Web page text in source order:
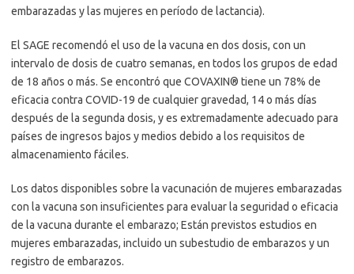
embarazadas y las mujeres en período de lactancia).
El SAGE recomendó el uso de la vacuna en dos dosis, con un
intervalo de dosis de cuatro semanas, en todos los grupos de edad
de 18 años o más. Se encontró que COVAXIN® tiene un 78% de
eficacia contra COVID-19 de cualquier gravedad, 14 o más días
después de la segunda dosis, y es extremadamente adecuado para
países de ingresos bajos y medios debido a los requisitos de
almacenamiento fáciles.
Los datos disponibles sobre la vacunación de mujeres embarazadas
con la vacuna son insuficientes para evaluar la seguridad o eficacia
de la vacuna durante el embarazo; Están previstos estudios en
mujeres embarazadas, incluido un subestudio de embarazos y un
registro de embarazos.